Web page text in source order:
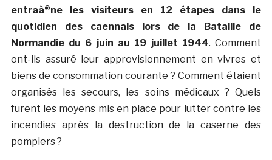
entraà®ne les visiteurs en 12 étapes dans le
quotidien des caennais lors de la Bataille de
Normandie du 6 juin au 19 juillet 1944. Comment
ont-ils assuré leur approvisionnement en vivres et
biens de consommation courante ? Comment étaient
organisés les secours, les soins médicaux ? Quels
furent les moyens mis en place pour lutter contre les
incendies après la destruction de la caserne des
pompiers ?